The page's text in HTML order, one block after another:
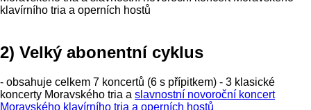
klavírního tria a operních hostů
2) Velký abonentní cyklus
- obsahuje celkem 7 koncertů (6 s přípitkem) - 3 klasické
koncerty Moravského tria a slavnostní novoroční koncert
Moravského klavírního tria a operních hostů